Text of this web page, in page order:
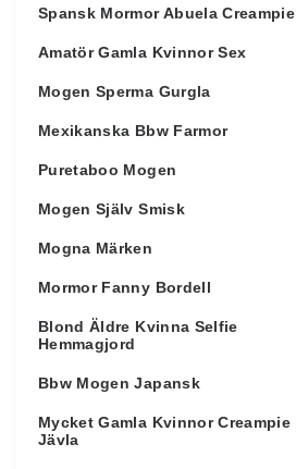
Spansk Mormor Abuela Creampie
Amatör Gamla Kvinnor Sex
Mogen Sperma Gurgla
Mexikanska Bbw Farmor
Puretaboo Mogen
Mogen Själv Smisk
Mogna Märken
Mormor Fanny Bordell
Blond Äldre Kvinna Selfie
Hemmagjord
Bbw Mogen Japansk
Mycket Gamla Kvinnor Creampie
Jävla